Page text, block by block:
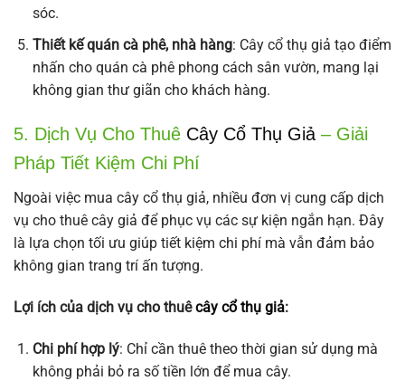
sóc.
Thiết kế quán cà phê, nhà hàng: Cây cổ thụ giả tạo điểm
nhấn cho quán cà phê phong cách sân vườn, mang lại
không gian thư giãn cho khách hàng.
5. Dịch Vụ Cho Thuê Cây Cổ Thụ Giả – Giải
Pháp Tiết Kiệm Chi Phí
Ngoài việc mua cây cổ thụ giả, nhiều đơn vị cung cấp dịch
vụ cho thuê cây giả để phục vụ các sự kiện ngắn hạn. Đây
là lựa chọn tối ưu giúp tiết kiệm chi phí mà vẫn đảm bảo
không gian trang trí ấn tượng.
Lợi ích của dịch vụ cho thuêcây cổ thụ giả:
Chi phí hợp lý: Chỉ cần thuê theo thời gian sử dụng mà
không phải bỏ ra số tiền lớn để mua cây.